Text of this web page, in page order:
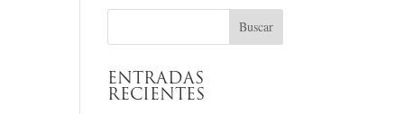
ENTRADAS
RECIENTES